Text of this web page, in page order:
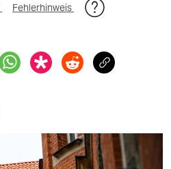
Fehlerhinweis